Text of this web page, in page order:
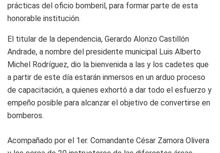
prácticas del oficio bomberil, para formar parte de esta
honorable institución.
El titular de la dependencia, Gerardo Alonzo Castillón
Andrade, a nombre del presidente municipal Luis Alberto
Michel Rodríguez, dio la bienvenida a las y los cadetes que
a partir de este día estarán inmersos en un arduo proceso
de capacitación, a quienes exhortó a dar todo el esfuerzo y
empeño posible para alcanzar el objetivo de convertirse en
bomberos.
Acompañado por el 1er. Comandante César Zamora Olivera